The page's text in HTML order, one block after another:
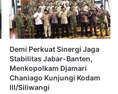
Demi Perkuat Sinergi Jaga
Stabilitas Jabar-Banten,
Menkopolkam Djamari
Chaniago Kunjungi Kodam
III/Siliwangi